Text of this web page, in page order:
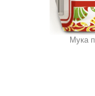
Мука